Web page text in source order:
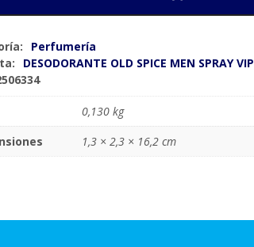
Perfumería
DESODORANTE OLD SPICE MEN SPRAY VIP
0,130 kg
1,3 × 2,3 × 16,2 cm